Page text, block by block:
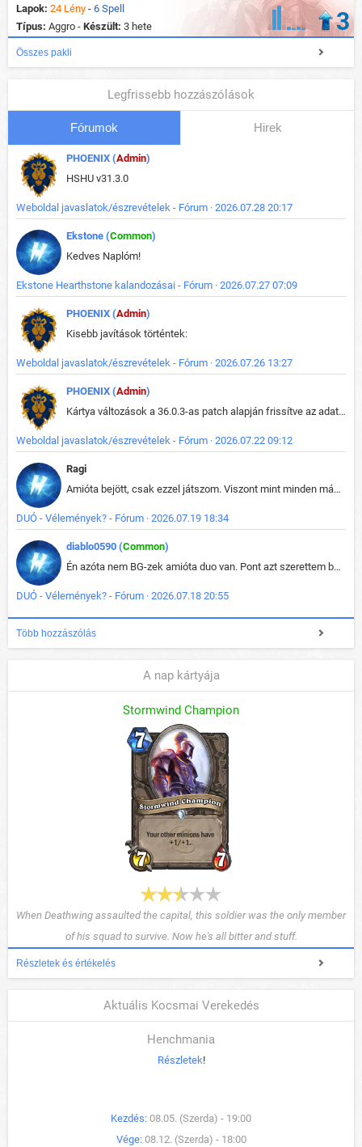
Lapok: 24 Lény - 6 Spell
Típus: Aggro - Készült: 3 hete 3
Összes pakli
Legfrissebb hozzászólások
Fórumok Hirek
PHOENIX (Admin)
HSHU v31.3.0
Weboldal javaslatok/észrevételek - Fórum · 2026.07.28 20:17
Ekstone (Common)
Kedves Naplóm!
Ekstone Hearthstone kalandozásai - Fórum · 2026.07.27 07:09
PHOENIX (Admin)
Kisebb javítások történtek:
Weboldal javaslatok/észrevételek - Fórum · 2026.07.26 13:27
PHOENIX (Admin)
Kártya változások a 36.0.3-as patch alapján frissítve az adatbázisban (képek is cserélve).
Weboldal javaslatok/észrevételek - Fórum · 2026.07.22 09:12
Ragi
Amióta bejött, csak ezzel játszom. Viszont mint minden más - akár az alapjáték is, ez is baromira összetett lett. Néha már pár kör után is esélytelen az egész. Vagy irreállisan túltápol valaki, vagy lelép a partner, vagy csak hülye mint a segg. És amikor eljönne az én időm, na akkor jön el mindenki másé is. Engem jobban érdekelne, hogy ki milyen ratingen szokott játszani. Na ez lenne egy érdekes adat.
DUÓ - Vélemények? - Fórum · 2026.07.19 18:34
diablo0590 (Common)
Én azóta nem BG-zek amióta duo van. Pont azt szerettem benne, hogy rajtam múlik mi történik, nem pedig a társamon. Kérem vissza a régi BG-t :D
DUÓ - Vélemények? - Fórum · 2026.07.18 20:55
Több hozzászólás
A nap kártyája
Stormwind Champion
When Deathwing assaulted the capital, this soldier was the only member
of his squad to survive. Now he's all bitter and stuff.
Részletek és értékelés
Aktuális Kocsmai Verekedés
Henchmania
Részletek!
Kezdés: 08.05. (Szerda) - 19:00
Vége: 08.12. (Szerda) - 18:00